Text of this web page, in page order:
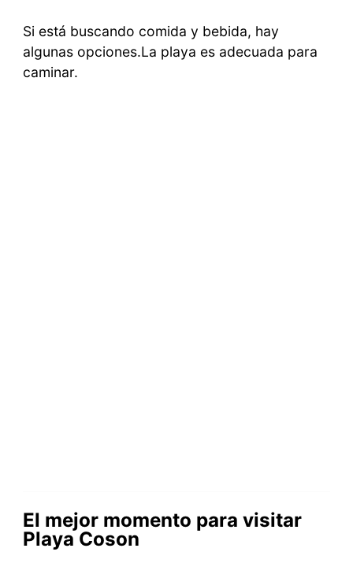
Si está buscando comida y bebida, hay
algunas opciones.La playa es adecuada para
caminar.
El mejor momento para visitar
Playa Coson